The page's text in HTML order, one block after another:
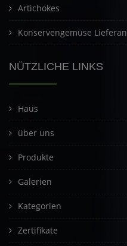
Artichokes
Konservengemüse
NÜTZLICHE LINKS
Haus
über uns
Produkte
Galerien
Kategorien
Zertifikate